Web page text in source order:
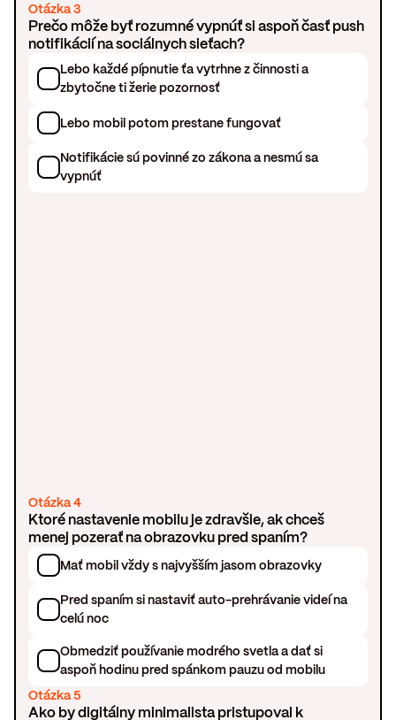
Otázka 3
Prečo môže byť rozumné vypnúť si aspoň časť push
notifikácií na sociálnych sieťach?
Lebo každé pípnutie ťa vytrhne z činnosti a
zbytočne ti žerie pozornosť
Lebo mobil potom prestane fungovať
Notifikácie sú povinné zo zákona a nesmú sa
vypnúť
Otázka 4
Ktoré nastavenie mobilu je zdravšie, ak chceš
menej pozerať na obrazovku pred spaním?
Mať mobil vždy s najvyšším jasom obrazovky
Pred spaním si nastaviť auto-prehrávanie videí na
celú noc
Obmedziť používanie modrého svetla a dať si
aspoň hodinu pred spánkom pauzu od mobilu
Otázka 5
Ako by digitálny minimalista pristupoval k